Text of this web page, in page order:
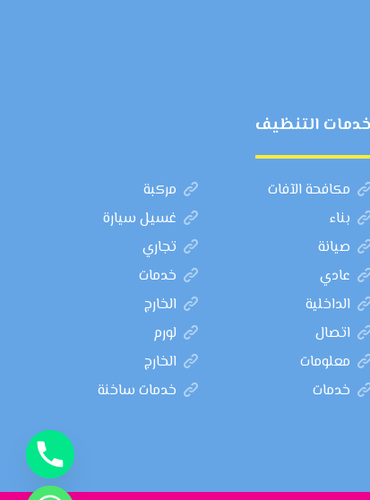
خدمات التنظيف
مكافحة الآفات
مركبة
بناء
غسيل سيارة
صيانة
تجاري
عادي
خدمات
الداخلية
الخارج
اتصال
لورم
معلومات
الخارج
خدمات
خدمات ساخنة